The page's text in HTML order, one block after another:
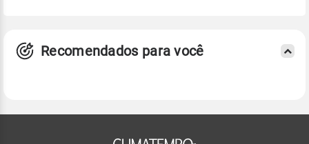
Recomendados para você